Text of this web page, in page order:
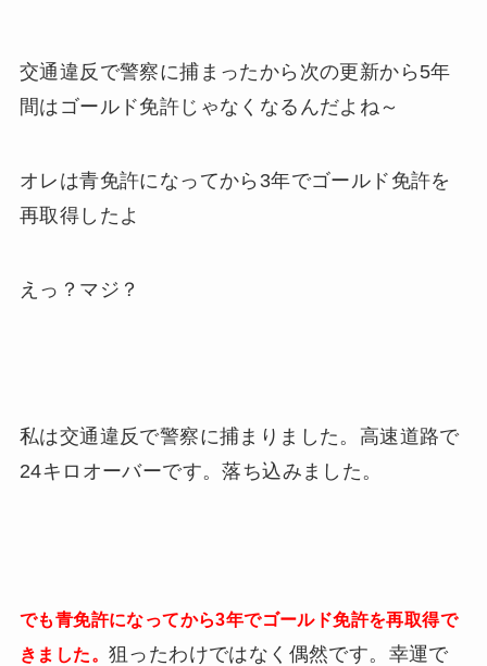
交通違反で警察に捕まったから次の更新から5年
間はゴールド免許じゃなくなるんだよね～
オレは青免許になってから3年でゴールド免許を
再取得したよ
えっ？マジ？
私は交通違反で警察に捕まりました。高速道路で
24キロオーバーです。落ち込みました。
でも青免許になってから3年でゴールド免許を再取得で
きました。 狙ったわけではなく偶然です。幸運で